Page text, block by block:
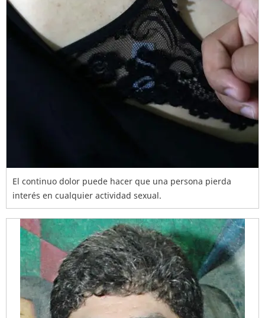
El continuo dolor puede hacer que una persona pierda
interés en cualquier actividad sexual.